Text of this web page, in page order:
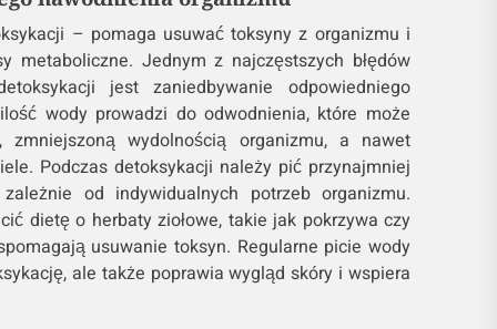
– pomaga usuwać toksyny z organizmu i
metaboliczne. Jednym z najczęstszych błędów
jest zaniedbywanie odpowiedniego
wody prowadzi do odwodnienia, które może
zmniejszoną wydolnością organizmu, a nawet
Podczas detoksykacji należy pić przynajmniej
od indywidualnych potrzeb organizmu.
dietę o herbaty ziołowe, takie jak pokrzywa czy
usuwanie toksyn. Regularne picie wody
ale także poprawia wygląd skóry i wspiera